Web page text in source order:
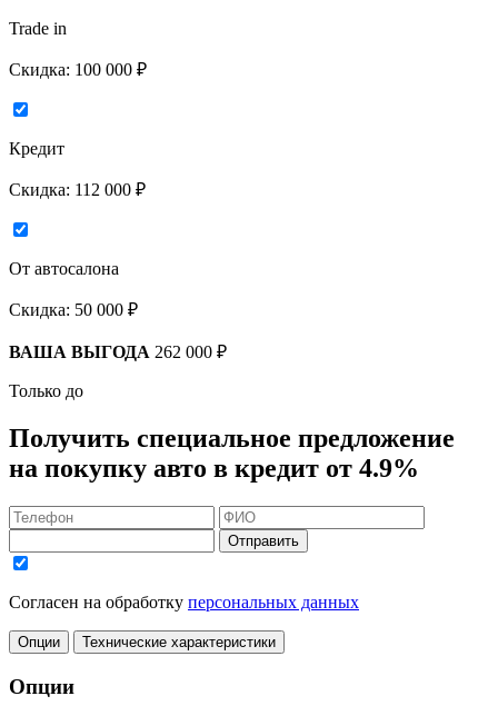
Trade in
Скидка: 100 000 ₽
Кредит
Скидка: 112 000 ₽
От автосалона
Скидка: 50 000 ₽
ВАША ВЫГОДА 262 000 ₽
Только до
Получить специальное предложение
на покупку авто в кредит от 4.9%
Отправить
Согласен на обработку персональных данных
Опции Технические характеристики
Опции